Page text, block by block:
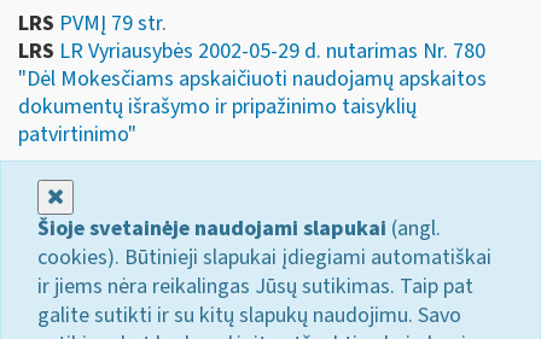
LRS PVMĮ 79 str.
LRS LR Vyriausybės 2002-05-29 d. nutarimas Nr. 780
"Dėl Mokesčiams apskaičiuoti naudojamų apskaitos
dokumentų išrašymo ir pripažinimo taisyklių
patvirtinimo"
Šioje svetainėje naudojami slapukai (angl.
cookies). Būtinieji slapukai įdiegiami automatiškai
ir jiems nėra reikalingas Jūsų sutikimas. Taip pat
galite sutikti ir su kitų slapukų naudojimu. Savo